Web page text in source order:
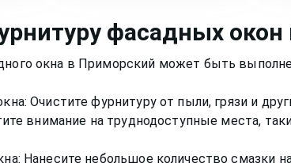
фасадных окон
окна в Приморский может быть
Очистите фурнитуру от пыли, грязи и
внимание на труднодоступные места,
Нанесите небольшое количество смазки